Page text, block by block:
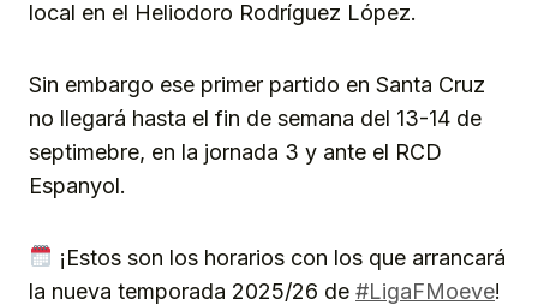
local en el Heliodoro Rodríguez López.
Sin embargo ese primer partido en Santa Cruz
no llegará hasta el fin de semana del 13-14 de
septimebre, en la jornada 3 y ante el RCD
Espanyol.
¡Estos son los horarios con los que arrancará
la nueva temporada 2025/26 de #LigaFMoeve!